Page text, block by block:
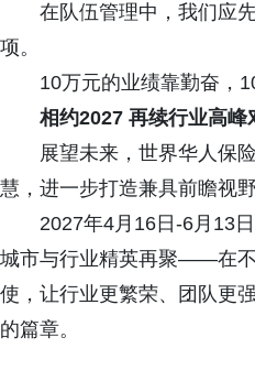
在队伍管理中，我们应先
项。
10万元的业绩靠勤奋，
相约2027 再续行业高峰
展望未来，世界华人保险
慧，进一步打造兼具前瞻视
2027年4月16日-6月13日
城市与行业精英再聚——在不
使，让行业更繁荣、团队更
的篇章。